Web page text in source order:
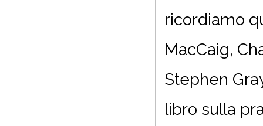
ricordiamo
MacCaig,
Stephen
libro sulla